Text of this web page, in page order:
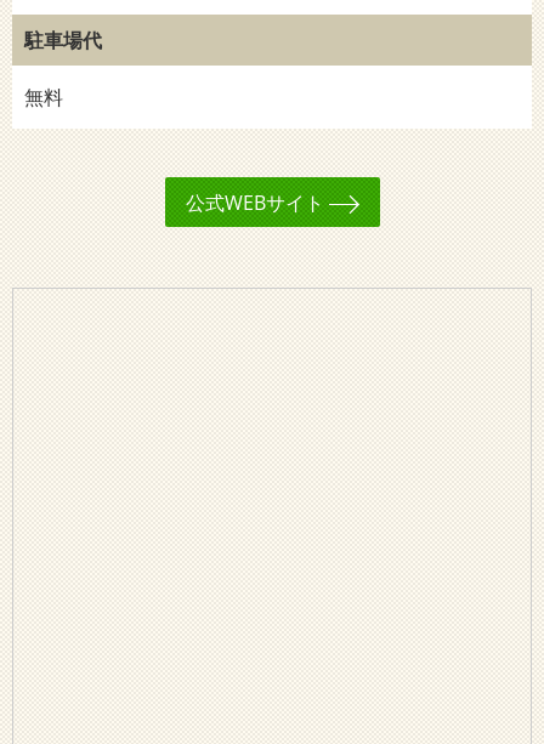
駐車場代
無料
公式WEBサイト